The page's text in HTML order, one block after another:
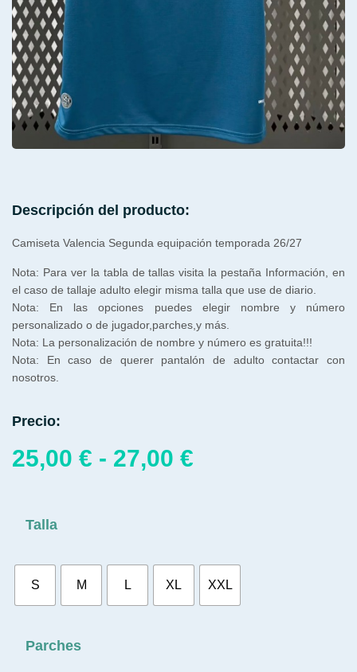
Descripción del producto:
Camiseta Valencia Segunda equipación temporada 26/27
Nota: Para ver la tabla de tallas visita la pestaña Información, en
el caso de tallaje adulto elegir misma talla que use de diario.
Nota: En las opciones puedes elegir nombre y número
personalizado o de jugador,parches,y más.
Nota: La personalización de nombre y número es gratuita!!!
Nota: En caso de querer pantalón de adulto contactar con
nosotros.
Precio:
25,00 € - 27,00 €
Talla
S M L XL XXL
Parches